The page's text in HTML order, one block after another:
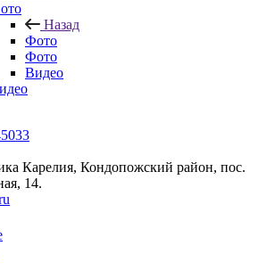
Назад
Фото
Фото
Видео
Карелия, Кондопожский район, пос.
14.